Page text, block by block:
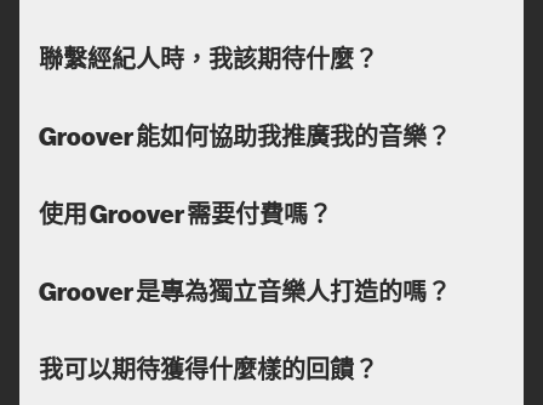
聯繫經紀人時，我該期待什麼？
Groover 能如何協助我推廣我的音樂？
使用 Groover 需要付費嗎？
Groover 是專為獨立音樂人打造的嗎？
我可以期待獲得什麼樣的回饋？